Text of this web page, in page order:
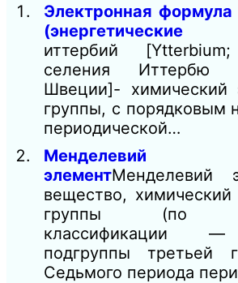
Электронная формула
(энергетические
иттербий
селения Иттербю
Швеции]- химический
группы, с порядковым
периодической…
Менделевий
элементМенделевий
вещество,
группы (по
классификации
подгруппы третьей
Cедьмого периода